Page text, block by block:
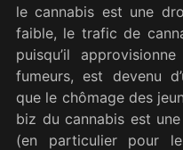
le cannabis est une
faible, le trafic de
puisqu’il
fumeurs, est devenu
que le chômage des
biz du cannabis est
(en particulier pour